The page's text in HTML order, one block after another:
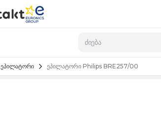
ეპილატორი ეპილატორი Philips BRE257/00